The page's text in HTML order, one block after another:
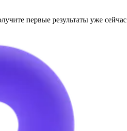
первые результаты уже сейчас